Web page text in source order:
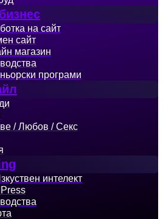
на сайт
сайт
магазин
програми
/ Любов / Секс
интелект